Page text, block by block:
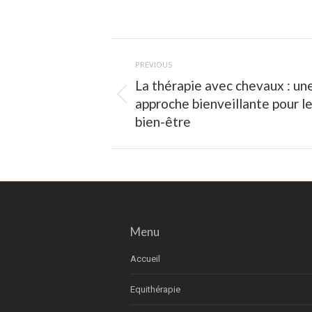
navigation
PREVIOUS
Previous
post:
La thérapie avec chevaux :
approche bienveillante pour le
bien-être
Menu
Accueil
Equithérapie